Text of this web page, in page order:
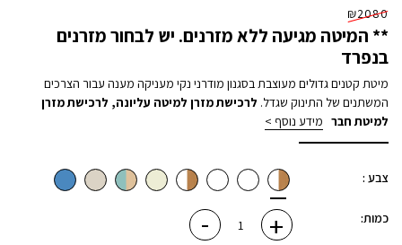
₪2080
** המיטה מגיעה ללא מזרנים. יש לבחור מזרנים
בנפרד
מיטת קטנים גדולים מעוצבת בסגנון מודרני נקי מעניקה מענה עבור הצרכים
המשתנים של התינוק שגדל. לרכישת מזרן למיטה עליונה, לרכישת מזרן
למיטת חבר מידע נוסף >
צבע :
כמות: - של +